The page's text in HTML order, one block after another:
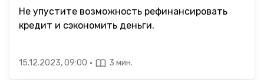
Не упустите возможность рефинансировать
кредит и сэкономить деньги.
15.12.2023, 09:00 · 3 мин.